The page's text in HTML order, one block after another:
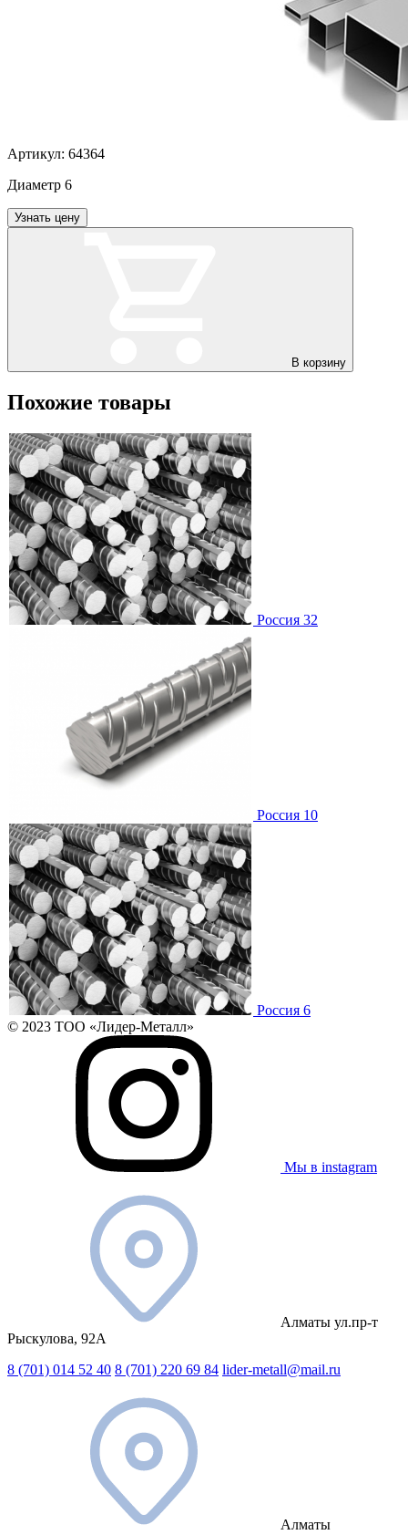
Артикул: 64364
Диаметр 6
Узнать цену
В корзину
Похожие товары
Россия 32
Россия 10
Россия 6
© 2023 ТОО «Лидер-Металл»
Мы в instagram
Алматы ул.пр-т
Рыскулова, 92А
8 (701) 014 52 40 8 (701) 220 69 84 lider-metall@mail.ru
Алматы